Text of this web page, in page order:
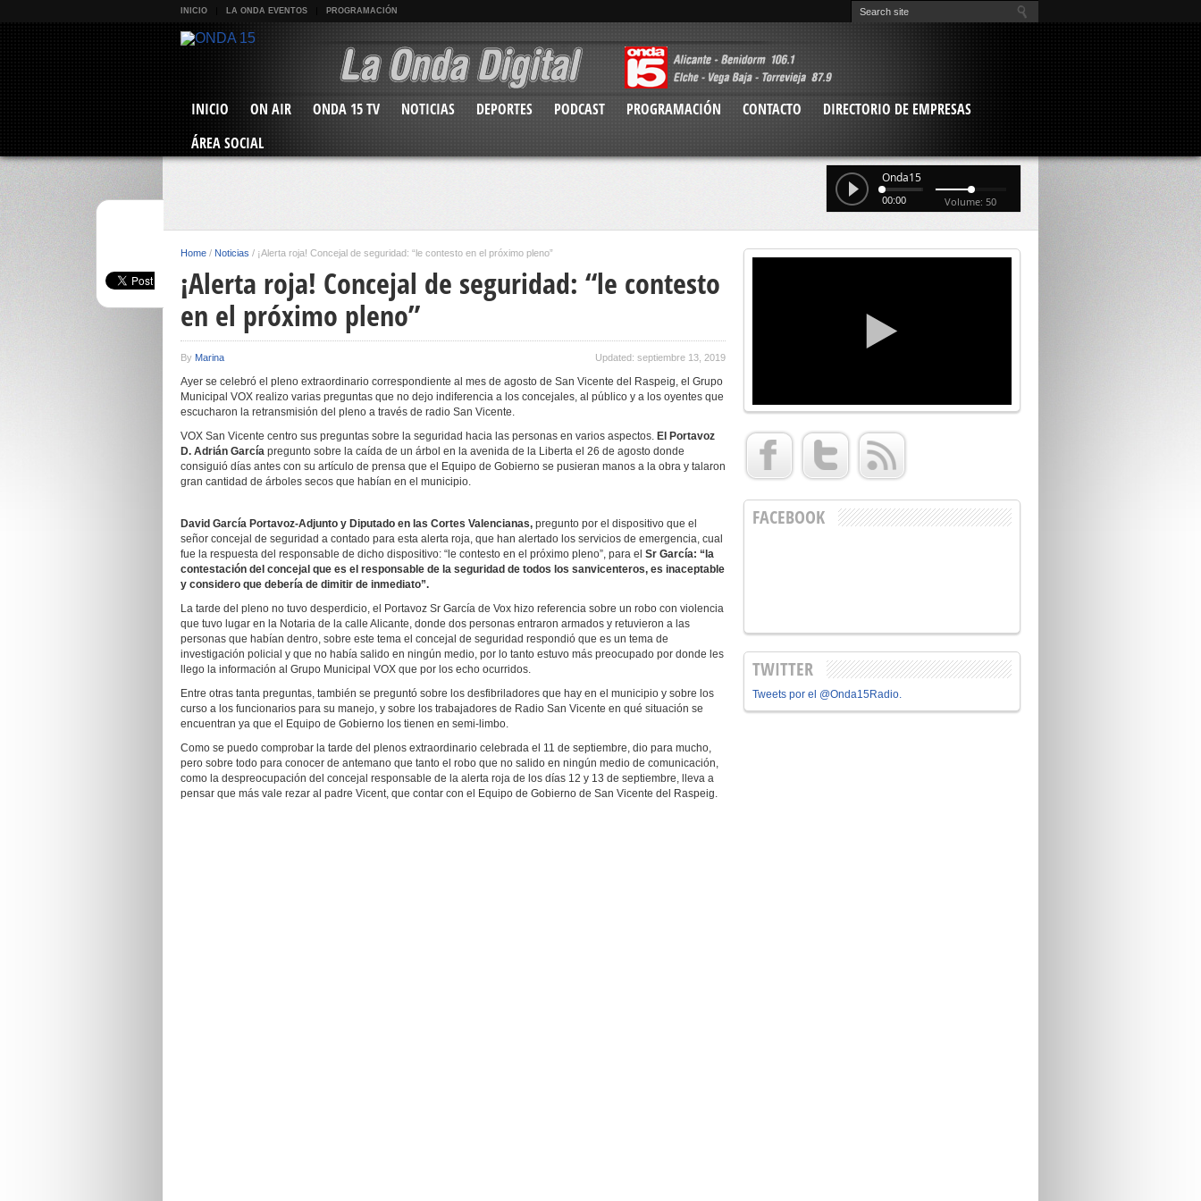
INICIO LA ONDA EVENTOS PROGRAMACIÓN
INICIO ON AIR ONDA 15 TV NOTICIAS DEPORTES PODCAST PROGRAMACIÓN CONTACTO
DIRECTORIO DE EMPRESAS
ÁREA SOCIAL
Onda15
00:00 Volume: 50
Home / Noticias / ¡Alerta roja! Concejal de seguridad: “le contesto en el próximo pleno”
¡Alerta roja! Concejal de seguridad: “le contesto
en el próximo pleno”
By Marina Updated: septiembre 13, 2019
Ayer se celebró el pleno extraordinario correspondiente al mes de agosto de San Vicente del Raspeig, el Grupo
Municipal VOX realizo varias preguntas que no dejo indiferencia a los concejales, al público y a los oyentes que
escucharon la retransmisión del pleno a través de radio San Vicente.
VOX San Vicente centro sus preguntas sobre la seguridad hacia las personas en varios aspectos. El Portavoz
D. Adrián García pregunto sobre la caída de un árbol en la avenida de la Liberta el 26 de agosto donde
consiguió días antes con su artículo de prensa que el Equipo de Gobierno se pusieran manos a la obra y talaron
gran cantidad de árboles secos que habían en el municipio.
David García Portavoz-Adjunto y Diputado en las Cortes Valencianas, pregunto por el dispositivo que el
señor concejal de seguridad a contado para esta alerta roja, que han alertado los servicios de emergencia, cual
fue la respuesta del responsable de dicho dispositivo: “le contesto en el próximo pleno”, para el Sr García: “la
contestación del concejal que es el responsable de la seguridad de todos los sanvicenteros, es inaceptable
y considero que debería de dimitir de inmediato”.
La tarde del pleno no tuvo desperdicio, el Portavoz Sr García de Vox hizo referencia sobre un robo con violencia
que tuvo lugar en la Notaria de la calle Alicante, donde dos personas entraron armados y retuvieron a las
personas que habían dentro, sobre este tema el concejal de seguridad respondió que es un tema de
investigación policial y que no había salido en ningún medio, por lo tanto estuvo más preocupado por donde les
llego la información al Grupo Municipal VOX que por los echo ocurridos.
Entre otras tanta preguntas, también se preguntó sobre los desfibriladores que hay en el municipio y sobre los
curso a los funcionarios para su manejo, y sobre los trabajadores de Radio San Vicente en qué situación se
encuentran ya que el Equipo de Gobierno los tienen en semi-limbo.
Como se puedo comprobar la tarde del plenos extraordinario celebrada el 11 de septiembre, dio para mucho,
pero sobre todo para conocer de antemano que tanto el robo que no salido en ningún medio de comunicación,
como la despreocupación del concejal responsable de la alerta roja de los días 12 y 13 de septiembre, lleva a
pensar que más vale rezar al padre Vicent, que contar con el Equipo de Gobierno de San Vicente del Raspeig.
FACEBOOK
TWITTER
Tweets por el @Onda15Radio.